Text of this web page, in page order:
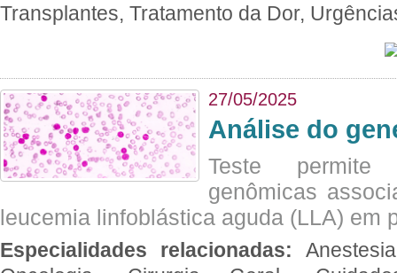
Transplantes, Tratamento da Dor,
27/05/2025
Análise do
Teste permite
genômicas
leucemia linfoblástica aguda (LLA) em
Especialidades relacionadas: